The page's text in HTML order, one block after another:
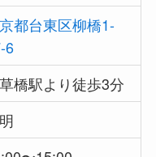
都台東区柳橋1-
6
橋駅より徒歩3分